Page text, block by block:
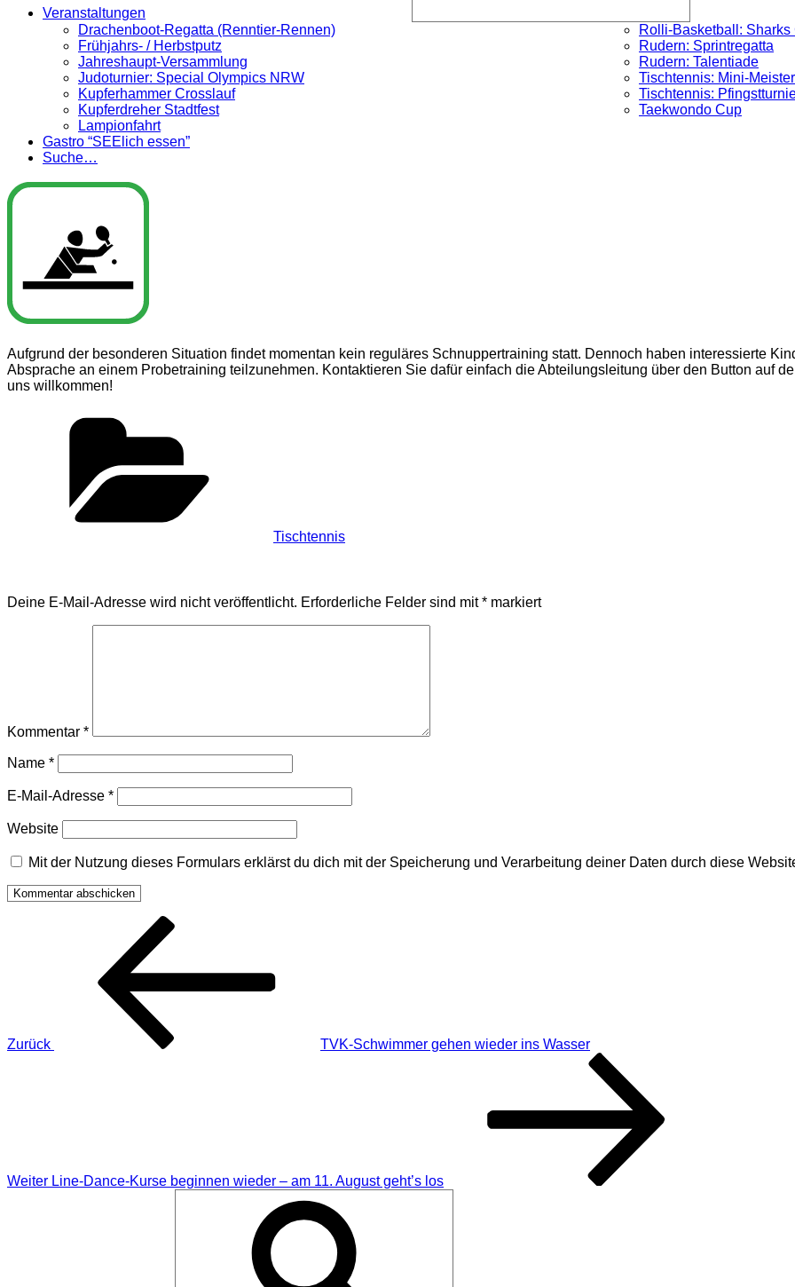
Veranstaltungen
Drachenboot-Regatta (Renntier-Rennen)
Frühjahrs- / Herbstputz
Jahreshaupt-Versammlung
Judoturnier: Special Olympics NRW
Kupferhammer Crosslauf
Kupferdreher Stadtfest
Lampionfahrt
Rolli-Basketball: Sharks
Rudern: Sprintregatta
Rudern: Talentiade
Tischtennis: Mini-
Tischtennis:
Taekwondo Cup
Gastro “SEElich essen”
Suche…
Aufgrund der besonderen Situation findet momentan kein reguläres Schnuppertraining statt. Dennoch haben interessierte
Absprache an einem Probetraining teilzunehmen. Kontaktieren Sie dafür einfach die Abteilungsleitung über den Button auf
uns willkommen!
Tischtennis
Deine E-Mail-Adresse wird nicht veröffentlicht. Erforderliche Felder sind mit* markiert
Kommentar *
Name *
E-Mail-Adresse *
Website
Mit der Nutzung dieses Formulars erklärst du dich mit der Speicherung und Verarbeitung deiner Daten durch diese
Beitragsnavigation
Zurück
TVK-Schwimmer gehen wieder ins Wasser
Weiter Line-Dance-Kurse beginnen wieder – am 11. August geht’s los